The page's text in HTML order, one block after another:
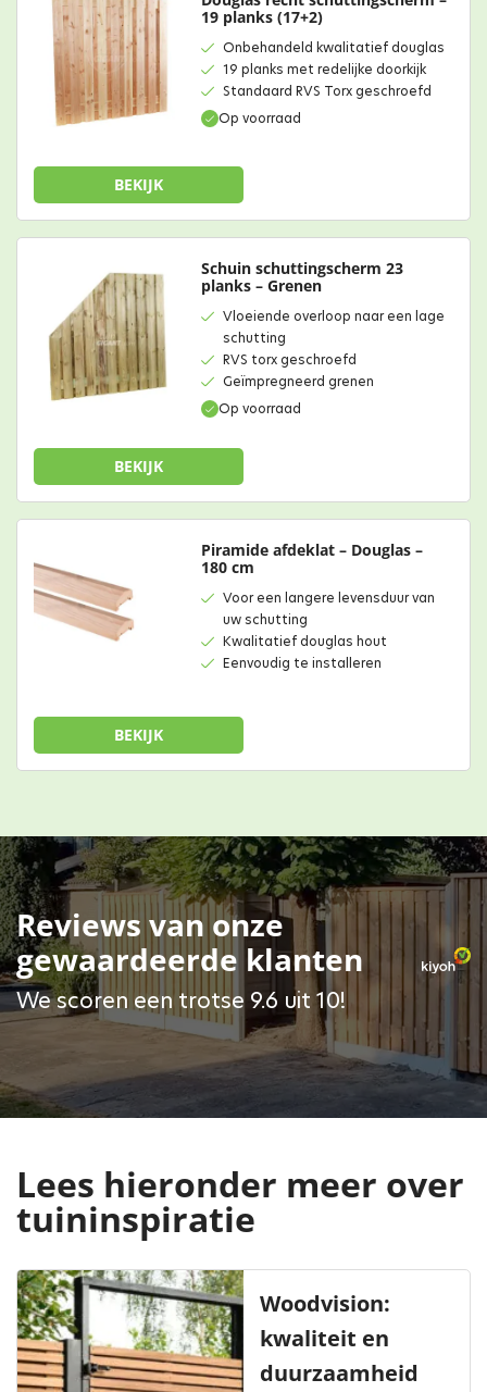
Op voorraad
19 planks (17+2)
Onbehandeld kwalitatief douglas
19 planks met redelijke doorkijk
Standaard RVS Torx geschroefd
BEKIJK
Op voorraad
Schuin schuttingscherm 23
planks – Grenen
Vloeiende overloop naar een lage
schutting
RVS torx geschroefd
Geïmpregneerd grenen
BEKIJK
Piramide afdeklat – Douglas –
180 cm
Voor een langere levensduur van
uw schutting
Kwalitatief douglas hout
Eenvoudig te installeren
BEKIJK
Reviews van onze
gewaardeerde klanten
We scoren een trotse 9.6 uit 10!
Lees hieronder meer over
tuininspiratie
Woodvision:
kwaliteit en
duurzaamheid